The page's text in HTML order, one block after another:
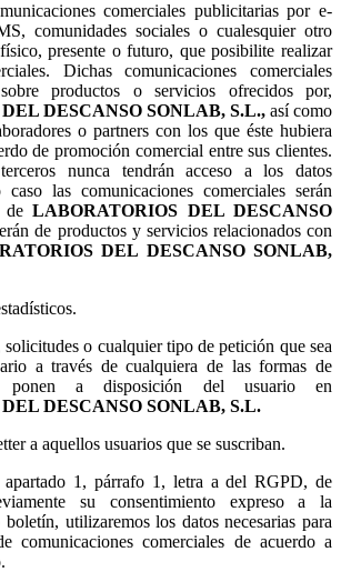
comerciales publicitarias por e-
comunidades sociales o cualesquier otro
presente o futuro, que posibilite realizar
Dichas comunicaciones comerciales
productos o servicios ofrecidos por,
DESCANSO SONLAB, S.L., así como
o partners con los que éste hubiera
de promoción comercial entre sus clientes.
nunca tendrán acceso a los datos
las comunicaciones comerciales serán
deLABORATORIOS DEL DESCANSO
de productos y servicios relacionados con
DEL DESCANSO SONLAB,
solicitudes o cualquier tipo de petición que sea
a través de cualquiera de las formas de
ponen a disposición del usuario en
DESCANSO SONLAB, S.L.
a aquellos usuarios que se suscriban.
1, párrafo 1, letra a del RGPD, de
su consentimiento expreso a la
utilizaremos los datos necesarias para
comunicaciones comerciales de acuerdo a